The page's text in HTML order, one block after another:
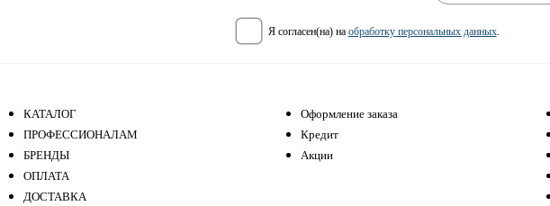
я согласен(на) на обработку персональных данных.
КАТАЛОГ
ПРОФЕССИОНАЛАМ
БРЕНДЫ
ОПЛАТА
ДОСТАВКА
Оформление заказа
Кредит
Акции